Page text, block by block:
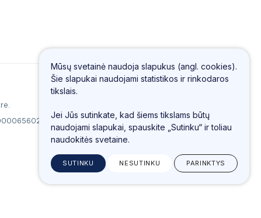
Mūsų svetainė naudoja slapukus (angl. cookies).
Šie slapukai naudojami statistikos ir rinkodaros
tikslais.
Jei Jūs sutinkate, kad šiems tikslams būtų
naudojami slapukai, spauskite „Sutinku“ ir toliau
naudokitės svetaine.
SUTINKU NESUTINKU PARINKTYS